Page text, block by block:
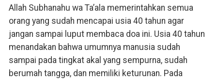
Allah Subhanahu wa Ta’ala memerintahkan semua
orang yang sudah mencapai usia 40 tahun agar
jangan sampai luput membaca doa ini. Usia 40 tahun
menandakan bahwa umumnya manusia sudah
sampai pada tingkat akal yang sempurna, sudah
berumah tangga, dan memiliki keturunan. Pada